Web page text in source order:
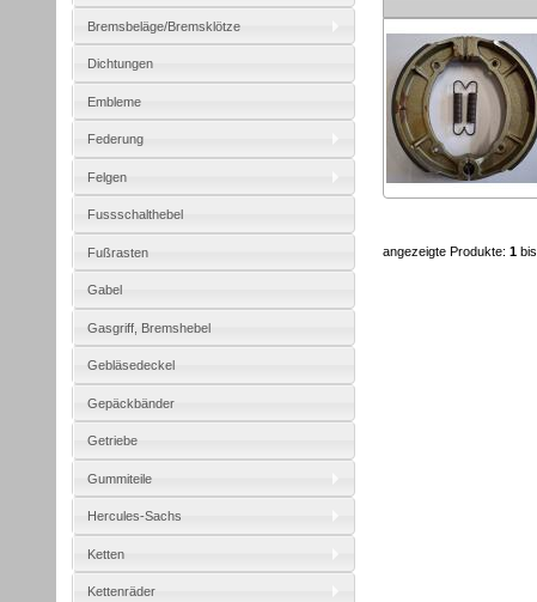
angezeigte Produkte: 1bis
Bremsbeläge/Bremsklötze
Dichtungen
Embleme
Federung
Felgen
Fussschalthebel
Fußrasten
Gabel
Gasgriff, Bremshebel
Gebläsedeckel
Gepäckbänder
Getriebe
Gummiteile
Hercules-Sachs
Ketten
Kettenräder